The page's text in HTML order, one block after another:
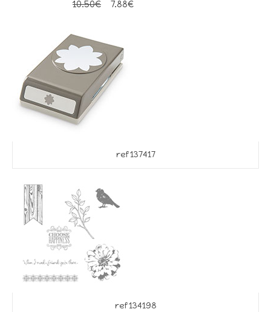
10.50€ 7.88€
ref 137417
ref 134198